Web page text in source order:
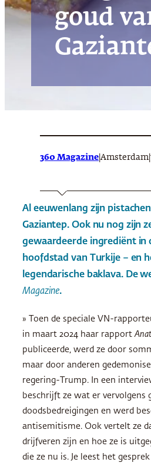
goud
360 Magazine Amsterdam
Al eeuwenlang zijn
Gaziantep. Ook nu nog zijn
gewaardeerde ingrediënt in
hoofdstad van Turkije – en
legendarische baklava. De
Magazine.
» Toen de speciale VN-
in maart 2024 haar rapport
publiceerde, werd ze door
maar door anderen
regering-Trump. In een
beschrijft ze wat er vervolgens
doodsbedreigingen en werd
antisemitisme. Ook vertelt ze
drijfveren zijn en hoe ze is
die ze nu is. Je leest het